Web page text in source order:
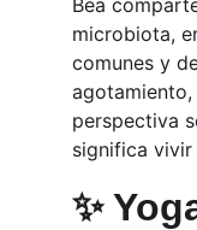
Bea
microbiota,
comunes y
perspectiva
significa
✨